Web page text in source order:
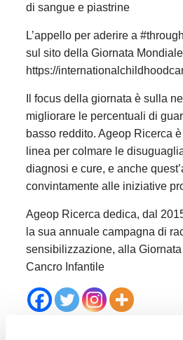
di sangue e piastrine
L’appello per aderire a
sul sito della Giornata Mondiale
https://
Il focus della giornata è sulla
migliorare le percentuali di
basso reddito. Ageop Ricerca
linea per colmare le
diagnosi e cure, e anche
convintamente alle iniziative
Ageop Ricerca dedica, dal
la sua annuale campagna di
sensibilizzazione, alla Giornata
Cancro Infantile